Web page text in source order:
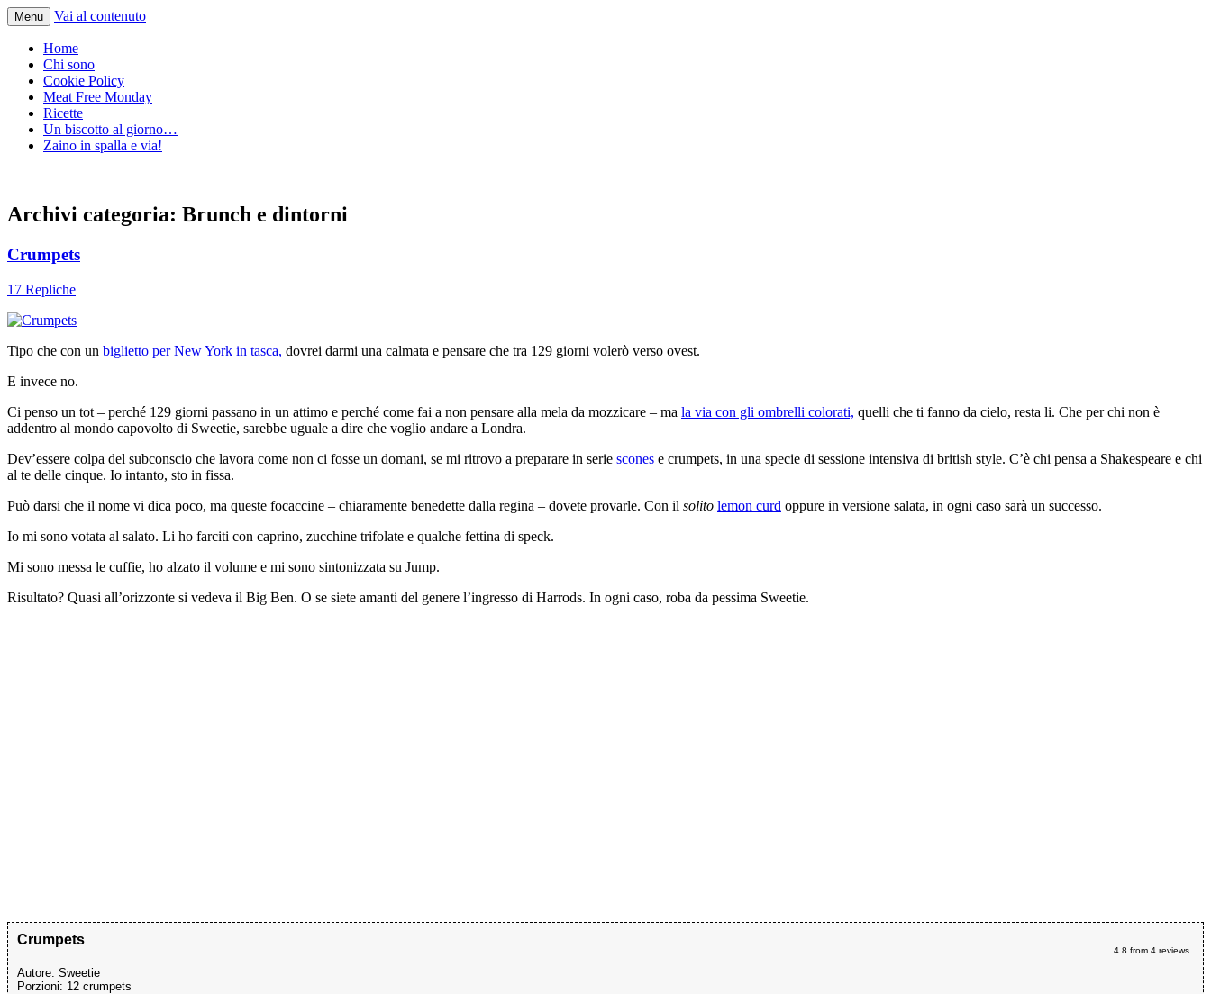
Menu Vai al contenuto
Home
Chi sono
Cookie Policy
Meat Free Monday
Ricette
Un biscotto al giorno…
Zaino in spalla e via!
Archivi categoria: Brunch e dintorni
Crumpets
17 Repliche
Tipo che con un biglietto per New York in tasca, dovrei darmi una calmata e pensare che tra 129 giorni volerò verso ovest.
E invece no.
Ci penso un tot – perché 129 giorni passano in un attimo e perché come fai a non pensare alla mela da mozzicare – ma la via con gli ombrelli colorati, quelli che ti fanno da cielo, resta li. Che per chi non è
addentro al mondo capovolto di Sweetie, sarebbe uguale a dire che voglio andare a Londra.
Dev’essere colpa del subconscio che lavora come non ci fosse un domani, se mi ritrovo a preparare in serie scones e crumpets, in una specie di sessione intensiva di british style. C’è chi pensa a Shakespeare e chi
al te delle cinque. Io intanto, sto in fissa.
Può darsi che il nome vi dica poco, ma queste focaccine – chiaramente benedette dalla regina – dovete provarle. Con il solito lemon curd oppure in versione salata, in ogni caso sarà un successo.
Io mi sono votata al salato. Li ho farciti con caprino, zucchine trifolate e qualche fettina di speck.
Mi sono messa le cuffie, ho alzato il volume e mi sono sintonizzata su Jump.
Risultato? Quasi all’orizzonte si vedeva il Big Ben. O se siete amanti del genere l’ingresso di Harrods. In ogni caso, roba da pessima Sweetie.
4.8 from 4reviews
Crumpets
Autore: Sweetie
Porzioni: 12 crumpets